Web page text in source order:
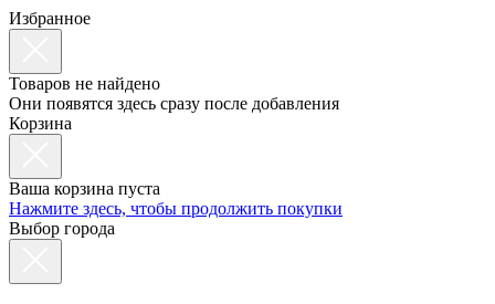
Избранное
Товаров не найдено
Они появятся здесь сразу после добавления
Корзина
Ваша корзина пуста
Нажмите здесь, чтобы продолжить покупки
Выбор города